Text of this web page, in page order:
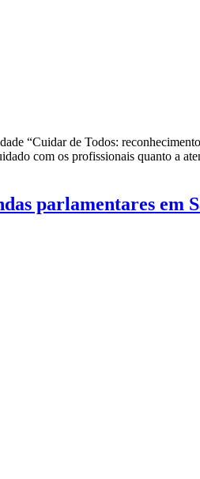
“Cuidar de Todos:
com os profissionais quanto a
parlamentares em